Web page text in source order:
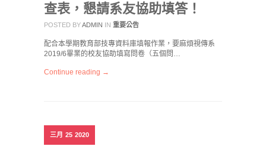
查表，懇請系友協助填答！
POSTED BYADMIN IN 重要公告
配合本學期教育部技專資料庫填報作業，要麻煩視傳系
2019/6畢業的校友協助填寫問卷（五個問…
Continue reading →
三月 25 2020